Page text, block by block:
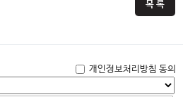
목 록
개인정보처리방침 동의